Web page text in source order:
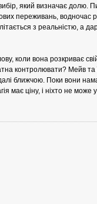
який визначає долю.
переживань, водночас
з реальністю, а
коли вона розкриває
контролювати? Мейв
ближчою. Поки вони
має ціну, і ніхто не може